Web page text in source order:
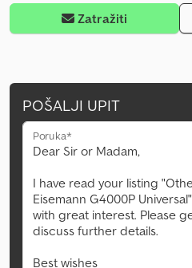
Zatražiti
POŠALJI UPIT
Poruka*